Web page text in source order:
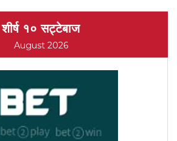
शीर्ष १० सट्टेबाज
August 2026